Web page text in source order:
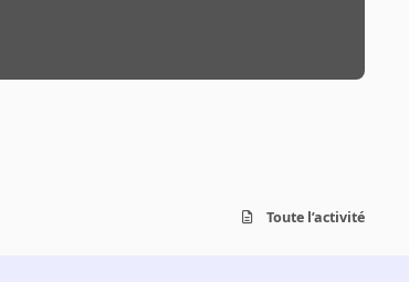
Toute l’activité